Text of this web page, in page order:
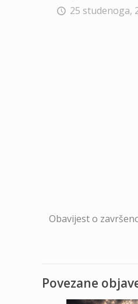
25 studenoga,
Obavijest o
Povezane